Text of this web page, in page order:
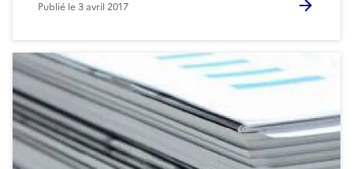
Publié le3 avril 2017